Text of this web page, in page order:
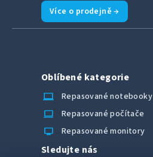
Více o prodejně →
Oblíbené kategorie
laptop_chromebook
Repasované notebooky
computer Repasované počítače
monitor Repasované monitory
Sledujte nás